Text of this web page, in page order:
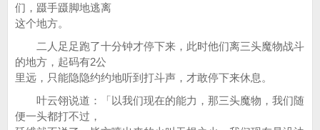
们，蹑手蹑脚地逃离
这个地方。
二人足足跑了十分钟才停下来，此时他们离三头魔物战斗
的地方，起码有2公
里远，只能隐隐约约地听到打斗声，才敢停下来休息。
叶云翎说道：「以我们现在的能力，那三头魔物，我们随
便一头都打不过，